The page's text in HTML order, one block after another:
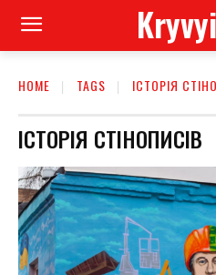
HOME TAGS ІСТОРІЯ
ІСТОРІЯ СТІНОПИСІВ